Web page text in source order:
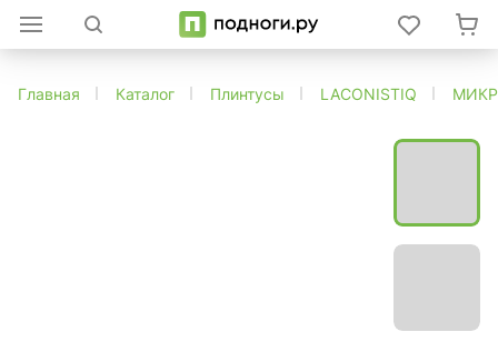
Главная Каталог Плинтусы LACONISTIQ